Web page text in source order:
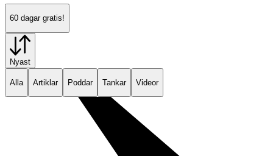
60 dagar gratis!
Nyast
Alla Artiklar Poddar Tankar Videor